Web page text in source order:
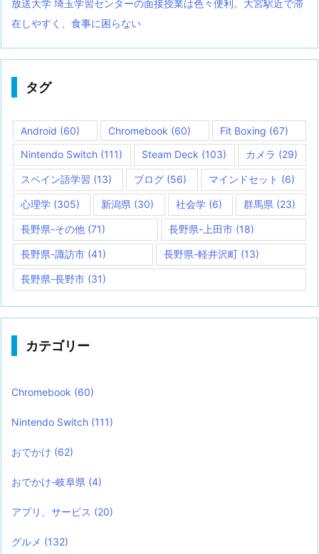
放送大学 埼玉学習センターの面接授業は色々便利。大宮駅近で滞
在しやすく、食事に困らない
タグ
Android (60) Chromebook (60) Fit Boxing (67)
Nintendo Switch (111) Steam Deck (103) カメラ (29)
スペイン語学習 (13) ブログ (56) マインドセット (6)
心理学 (305) 新潟県 (30) 社会学(6) 群馬県 (23)
長野県-その他 (71) 長野県-上田市(18)
長野県-諏訪市 (41) 長野県-軽井沢町 (13)
長野県-長野市 (31)
カテゴリー
Chromebook (60)
Nintendo Switch (111)
おでかけ (62)
おでかけ-岐阜県 (4)
アプリ、サービス (20)
グルメ (132)